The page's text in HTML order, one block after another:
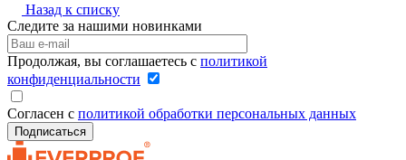
Назад к списку
Следите за нашими новинками
Продолжая, вы соглашаетесь с политикой
конфиденциальности
Согласен с политикой обработки персональных данных